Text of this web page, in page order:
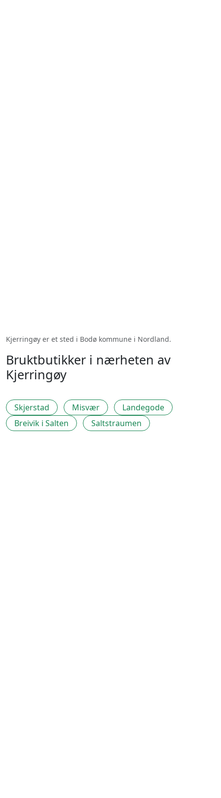
Kjerringøy er et sted i Bodø kommune i Nordland.
Bruktbutikker i nærheten av
Kjerringøy
Skjerstad Misvær
Landegode
Breivik i Salten
Saltstraumen